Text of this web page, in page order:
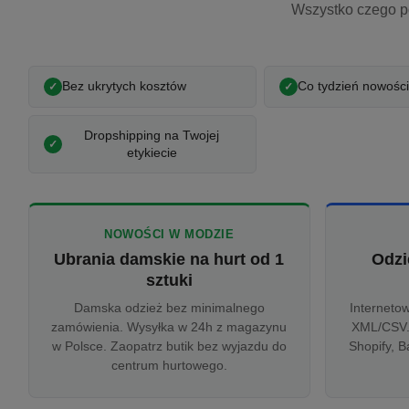
Wszystko czego
Bez ukrytych kosztów Co tydzień nowości
Dropshipping na Twojej
etykiecie
NOWOŚCI W MODZIE
Ubrania damskie na hurt od 1
sztuki
Damska odzież bez minimalnego
zamówienia. Wysyłka w 24h z magazynu
w Polsce. Zaopatrz butik bez wyjazdu do
centrum hurtowego.
XML/
Shopify,